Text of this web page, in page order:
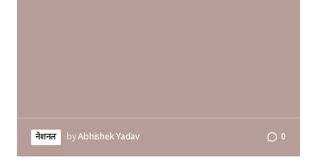
नेशनल byAbhishek Yadav 0